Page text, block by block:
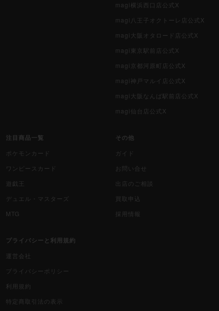
magi横浜西口店公式X
magi八王子オクトーレ店公式X
magi大阪オタロード店公式X
magi東京駅前店公式X
magi京都河原町店公式X
magi神戸マルイ店公式X
magi大阪なんば駅前店公式X
magi仙台店公式X
注目商品一覧
ポケモンカード
ワンピースカード
遊戯王
デュエル・マスターズ
MTG
その他
ガイド
お問い合せ
出店のご相談
買取申込
採用情報
プライバシーと利用規約
運営会社
プライバシーポリシー
利用規約
特定商取引法の表示